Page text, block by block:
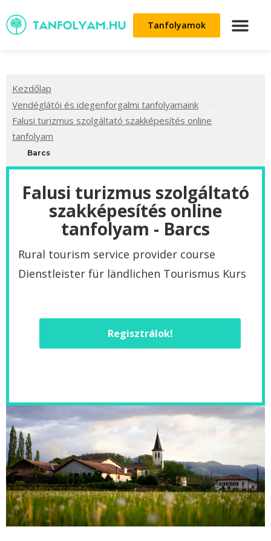
Tanfolyamok
Kezdőlap
Vendéglátói és idegenforgalmi tanfolyamaink
Falusi turizmus szolgáltató szakképesítés online
tanfolyam
Barcs
Falusi turizmus szolgáltató
szakképesítés online
tanfolyam - Barcs
Rural tourism service provider course
Dienstleister für ländlichen Tourismus Kurs
Regisztrálok!